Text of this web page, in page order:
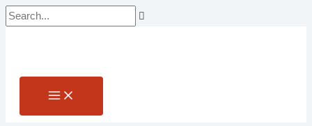
Skip
to
Search...Main
Name*
Email*
Website
Main
Menu